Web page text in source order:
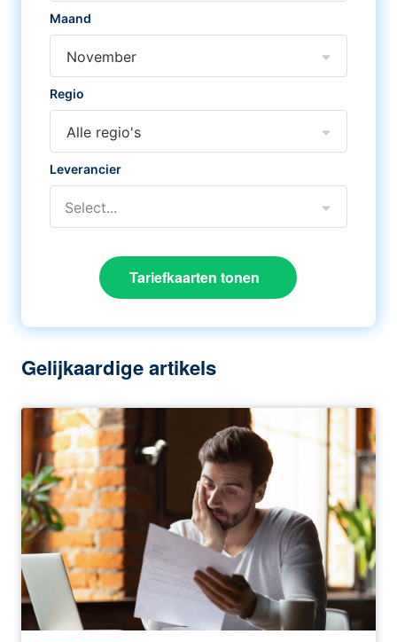
Maand
November
Regio
Alle regio's
Leverancier
Select...
Tariefkaarten tonen
Gelijkaardige artikels